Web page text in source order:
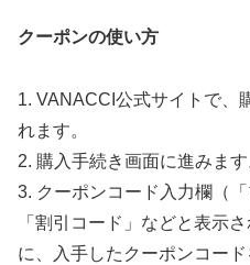
クーポンの使い方
1. VANACCI公式サイトで、
れます。
2. 購入手続き画面に進みます
3. クーポンコード入力欄（
「割引コード」などと表示
に、入手したクーポンコード